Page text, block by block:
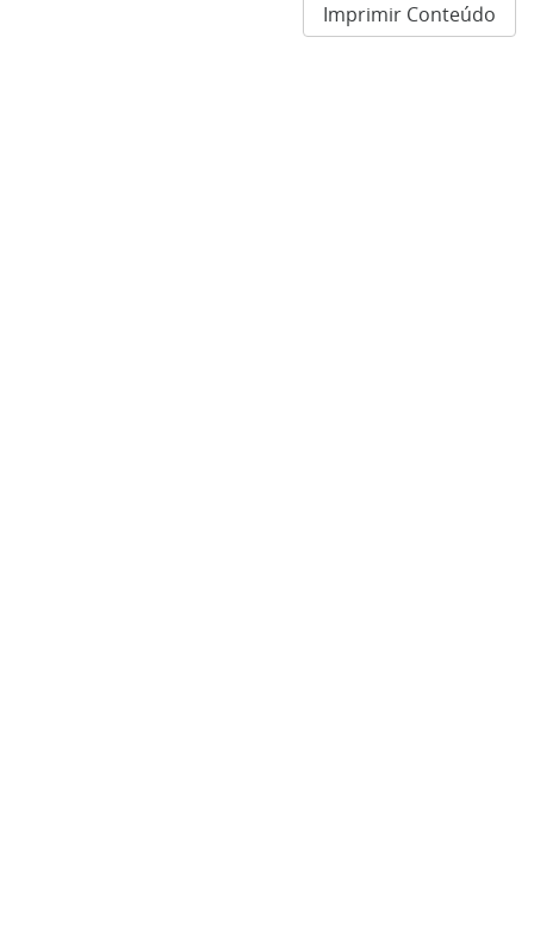
Imprimir Conteúdo